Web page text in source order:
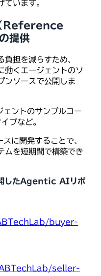
ています。
Reference
提供
担を減らすため、
動くエージェントのソ
ンソースで公開しま
ェントのサンプルコー
プなど。
に開発することで、
ムを短期間で構築でき
したAgentic AIリポ
buyer-
seller-